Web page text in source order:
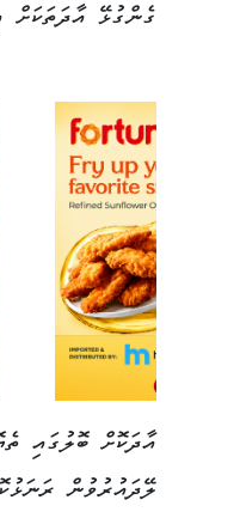
ގެންގުޅޭ އާދަތަކަށް
އާދަކޮށް ބޮލުގައި
ލޭދައުރުވުން